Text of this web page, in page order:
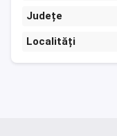
Județe
Localități